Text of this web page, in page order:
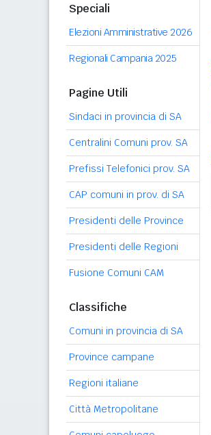
Speciali
Elezioni Amministrative 2026
Regionali Campania 2025
Pagine Utili
Sindaci in provincia di SA
Centralini Comuni prov. SA
Prefissi Telefonici prov. SA
CAP comuni in prov. di SA
Presidenti delle Province
Presidenti delle Regioni
Fusione Comuni CAM
Classifiche
Comuni in provincia di SA
Province campane
Regioni italiane
Città Metropolitane